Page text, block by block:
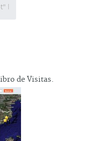
de Visitas.